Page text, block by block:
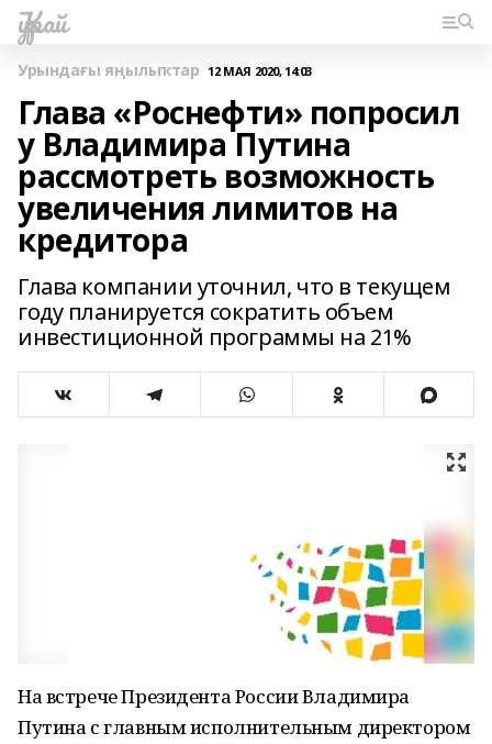
Ҡурай
Урындағы яңылыҡтар 12 МАЯ 2020, 14:03
Глава «Роснефти» попросил
у Владимира Путина
рассмотреть возможность
увеличения лимитов на
кредитора
Глава компании уточнил, что в текущем
году планируется сократить объем
инвестиционной программы на 21%
На встрече Президента России Владимира
Путина с главным исполнительным директором